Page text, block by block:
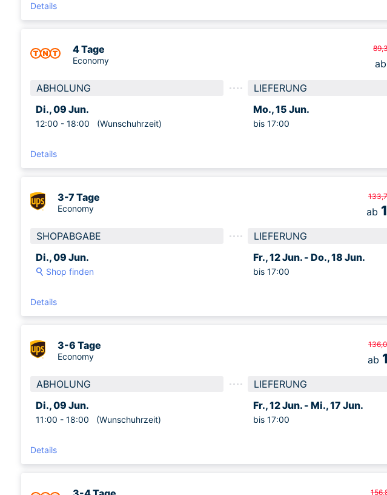
Details
4 Tage
Economy
ABHOLUNG
Di., 09 Jun.
12:00 - 18:00 (Wunschuhrzeit)
LIEFERUNG
Mo., 15 Jun.
bis 17:00
Details
ab
3-7 Tage
Economy
SHOPABGABE
Di., 09 Jun.
Shop finden
LIEFERUNG
Fr., 12 Jun. - Do., 18 Jun.
bis 17:00
Details
ab
3-6 Tage
Economy
ABHOLUNG
Di., 09 Jun.
11:00 - 18:00 (Wunschuhrzeit)
LIEFERUNG
Fr., 12 Jun. - Mi., 17 Jun.
bis 17:00
Details
ab